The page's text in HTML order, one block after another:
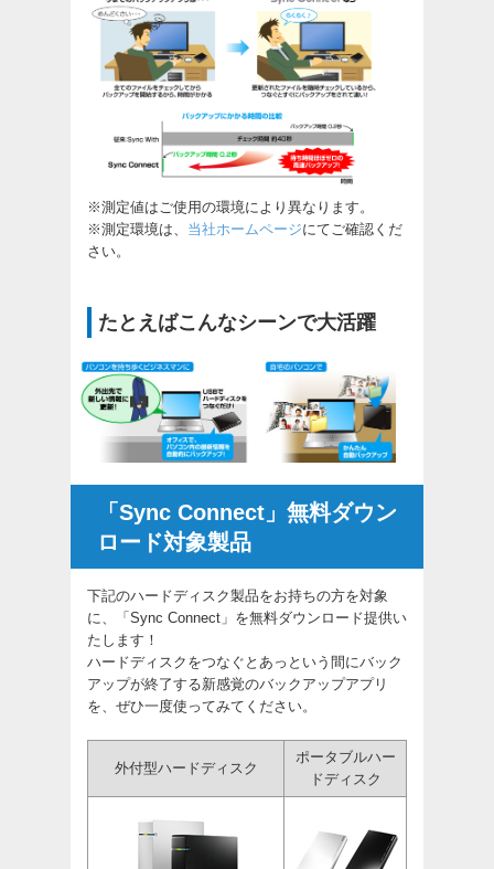
※測定値はご使用の環境により異なります。
※測定環境は、 当社ホームページにてご確認くだ
さい。
たとえばこんなシーンで大活躍
「Sync Connect」無料ダウン
ロード対象製品
下記のハードディスク製品をお持ちの方を対象
に、「Sync Connect」を無料ダウンロード提供い
たします！
ハードディスクをつなぐとあっという間にバック
アップが終了する新感覚のバックアップアプリ
を、ぜひ一度使ってみてください。
外付型ハードディスク
ポータブルハー
ドディスク